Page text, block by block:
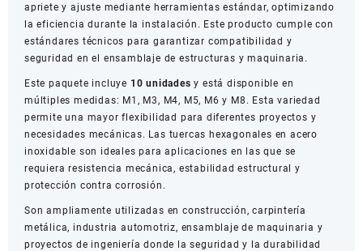
apriete y ajuste mediante herramientas estándar, optimizando
la eficiencia durante la instalación. Este producto cumple con
estándares técnicos para garantizar compatibilidad y
seguridad en el ensamblaje de estructuras y maquinaria.
Este paquete incluye 10 unidades y está disponible en
múltiples medidas: M1, M3, M4, M5, M6 y M8. Esta variedad
permite una mayor flexibilidad para diferentes proyectos y
necesidades mecánicas. Las tuercas hexagonales en acero
inoxidable son ideales para aplicaciones en las que se
requiera resistencia mecánica, estabilidad estructural y
protección contra corrosión.
Son ampliamente utilizadas en construcción, carpintería
metálica, industria automotriz, ensamblaje de maquinaria y
proyectos de ingeniería donde la seguridad y la durabilidad